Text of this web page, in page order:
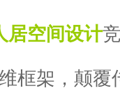
居空间设计
框架，颠覆